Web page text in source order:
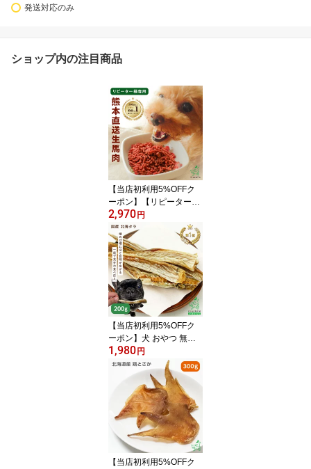
発送対応のみ
ショップ内の注目商品
【当店初利用5%OFFク
ーポン】【リピーター限
定】犬 馬肉 無添加 熊本
直送 犬用新鮮生馬肉パラ
パラミンチ 冷凍ミンチ
生肉 生食 馬刺し ドッグ
フード イリオスマイル
【イリオスマイル / ilios
mile】生馬肉パラパラミ
ンチ 300g ×3袋
2,970 円
【当店初利用5%OFFク
ーポン】犬 おやつ 無添
加 鱈 たら 魚 犬用 猫用
ハード 煮干し デンタル
ケア 歯磨き ジャーキー
カルシウム アレルギー
犬用おやつ 【イリオスマ
イル / iliosmile】北海タ
ラ 200g
1,980 円
【当店初利用5%OFFク